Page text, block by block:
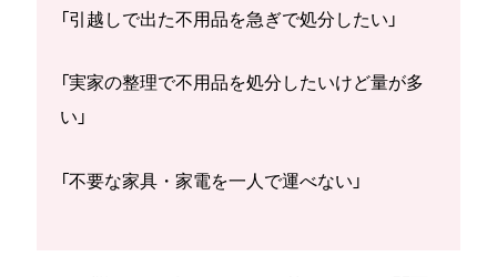
「引越しで出た不用品を急ぎで処分したい」
「実家の整理で不用品を処分したいけど量が多
い」
「不要な家具・家電を一人で運べない」